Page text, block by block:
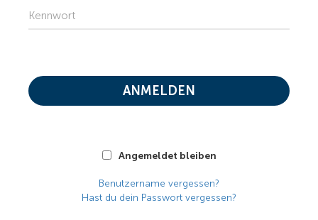
Kennwort
Angemeldet bleiben
ANMELDEN
Benutzername vergessen?
Hast du dein Passwort vergessen?